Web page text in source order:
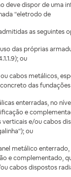
deve dispor de uma
“eletrodo de
as seguintes
das próprias
ou
cabos metálicos,
das fundações
enterradas, no
e
verticais e/ou cabos
ou
metálico
e complementado,
cabos dispostos